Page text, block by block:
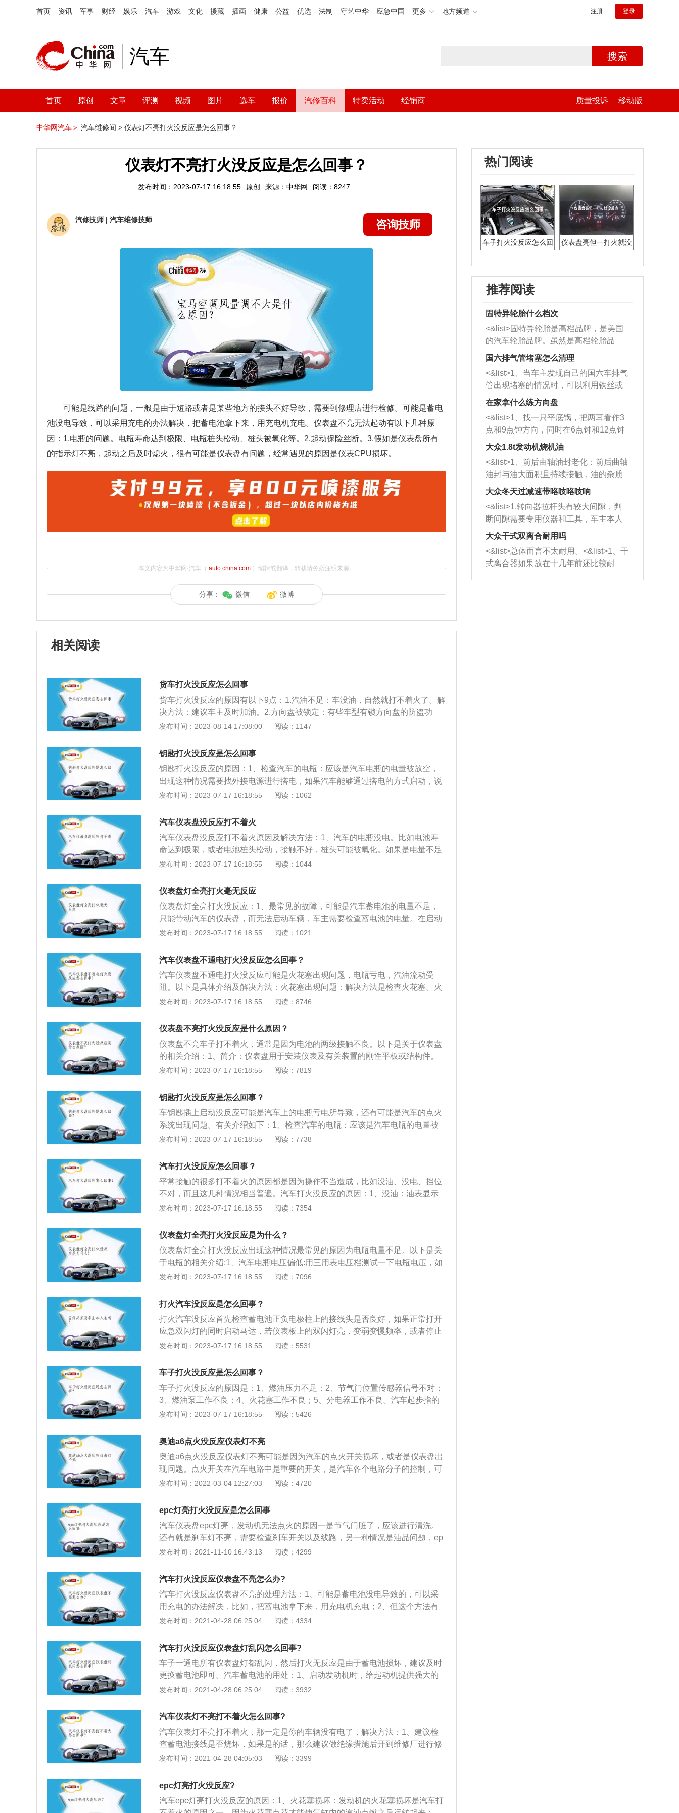
首页 资讯 军事 财经 娱乐 汽车 游戏 文化 援藏 插画 健康 公益 优选 法制 守艺中华 应急中国 更多 地方频道 注册 登录
汽车 搜索
首页 原创 文章 评测 视频 图片 选车 报价 汽修百科 特卖活动 经销商 质量投诉 移动版
中华网汽车＞ 汽车维修间 > 仪表灯不亮打火没反应是怎么回事？
仪表灯不亮打火没反应是怎么回事？
发布时间：2023-07-17 16:18:55 原创 来源：中华网 阅读：8247
汽修技师 | 汽车维修技师 咨询技师
可能是线路的问题，一般是由于短路或者是某些地方的接头不好导致，需要到修理店进行检修。可能是蓄电
池没电导致，可以采用充电的办法解决，把蓄电池拿下来，用充电机充电。仪表盘不亮无法起动有以下几种原
因：1.电瓶的问题。电瓶寿命达到极限、电瓶桩头松动、桩头被氧化等。2.起动保险丝断。3.假如是仪表盘所有
的指示灯不亮，起动之后及时熄火，很有可能是仪表盘有问题，经常遇见的原因是仪表CPU损坏。
本文内容为中华网·汽车（ auto.china.com）编辑或翻译，转载请务必注明来源。
分享： 微信 微博
相关阅读
货车打火没反应怎么回事
货车打火没反应的原因有以下9点：1.汽油不足：车没油，自然就打不着火了。解
决方法：建议车主及时加油。2.方向盘被锁定：有些车型有锁方向盘的防盗功
能。熄火后触摸方向盘会导致方向盘锁死，阻止下次点火。解决方法：需要用钥
火系统的故障，例如损坏的火花塞，也会导致车辆点火失败。解决方法：去4S店
修理点火系统，更换火花塞。4.空气滤芯脏污和堵塞：车辆空气滤清器脏污堵塞
或进气系统其他故障，都会导致发动机进气困难，点火困难。解决方法：更换空
气滤芯。5.积碳：由于长期使用劣质机油或不良驾驶习惯，发动机积碳严重，启
动困难。解决方法：清理积碳，换优质机油，改善驾驶习惯。6.节气门脏污：如
启动发动机。解决方法：加点油门加大油门开度，就可以起步了。同时，建议清
洗节气门。7.防冻液不足或劣质：有的车主给车加水或者劣质防冻液，结果冬天
特别冷的时候，整个水路都结冰了，冻裂了发动机，导致汽车水泵不能运转，打
8.线路故障：如ECU行车电脑主板故障、启动按钮内部接线故障等，都可能导致
比如机油泵损坏，会导致发动机无法供油，也会导致发动机无法启动。解决方
法：去维修点维修油路。
发布时间：2023-08-14 17:08:00 阅读：1147
钥匙打火没反应是怎么回事
钥匙打火没反应的原因：1、检查汽车的电瓶：应该是汽车电瓶的电量被放空，
出现这种情况需要找外接电源进行搭电，如果汽车能够通过搭电的方式启动，说
明是电瓶亏电所导致，对电瓶充电之后再检查电瓶的寿命。2、检查汽车的点火
有电说明点火开关故障。点火开关按钮坏了就需要进行更换。3、汽车的方向盘
不小心被锁死：出现这种情况也会导致汽车打不着火，这时需要将一只手放在方
向盘上，另一只手来回拧汽车钥匙，这样汽车很快就能启动，出现这种情况并不
是故障，只是方向盘锁死而已。点火系统是汽车发动机的核心部件。一般来说，
它由电源、点火线圈、分电器、火花塞、点火开关和控制电路组成。为使点火发
0000V），使火花塞产生足够强的火花点燃可燃混合物。
发布时间：2023-07-17 16:18:55 阅读：1062
汽车仪表盘没反应打不着火
汽车仪表盘没反应打不着火原因及解决方法：1、汽车的电瓶没电。比如电池寿
命达到极限，或者电池桩头松动，接触不好，桩头可能被氧化。如果是电量不足
只需要将电瓶充满电即可，如果是电瓶到了使用寿命，就需要更换新的电瓶。
匙时，汽车的主继电器触点不能有效的吸合，就会导致汽车的仪表盘没有反应，
车辆也会打不着火，需要及时去4S店检查。3、电路故障。需要排除汽车的电路
是否出现故障，汽车的电路故障也会导致仪表盘不亮，汽车打不着火。需要及时
进行修理，避免因为电路故障引起汽车的其他零件损坏，造成更大的损失。如果
汽车的仪表盘不亮打不着火，需要及时维修，避免影响出行。4、启动保险丝断
关闭。很有可能是仪表盘有问题，常见原因是仪表CPU损坏。需要将车送到维修
店进行电脑诊断修理。6、石油问题。开箱后发现油箱内有水和泥浆。有了这样
的油，汽车不可能不被损坏。建议车主去正规加油站加油。外出时可以在加油枪
劣质防冻液。结果冬天特别冷的时候，整个水路都冻住了，导致发动机冻裂，汽
剂。
发布时间：2023-07-17 16:18:55 阅读：1044
仪表盘灯全亮打火毫无反应
仪表盘灯全亮打火没反应：1、最常见的故障，可能是汽车蓄电池的电量不足，
只能带动汽车的仪表盘，而无法启动车辆，车主需要检查蓄电池的电量。在启动
汽车的过程中，如果你发现汽车的仪表盘闪着咔嗒声，那是因为电池没电了，当
量损耗的现象。如果出现这种情况，一定要及时更换电池，为了防止汽车电瓶严
重耗电，停车熄火前，一定要关掉车上的电器设备，主要包括大灯、收音机、行
车记录仪等。2、可能是汽车的点火系统损坏，如果是火花塞或者是点火线圈出
现故障，车主及时更换损坏的部件。3、可能是汽车的节气门传感器出现了故
障，车主需要检查节气门传感器，维修后需要将故障码消除。4、可能是汽车的
果损坏及时更换。5、汽车的档位挂错了，车辆也会打不着火，车辆在P挡或者N
挡才能正常启动车辆，如果车辆挂在R档或者其他档位，车辆就无法打火，车主
需要检查汽车的档位。
发布时间：2023-07-17 16:18:55 阅读：1021
汽车仪表盘不通电打火没反应怎么回事？
汽车仪表盘不通电打火没反应可能是火花塞出现问题，电瓶亏电，汽油流动受
阻。以下是具体介绍及解决方法：火花塞出现问题：解决方法是检查火花塞。火
花塞是汽车点火系统的关键。点火系统又是发动机工作的关键点，因此，火花塞
转速不够即无力，后来起动机只咔咔响不转。汽油流动受阻：表现特点为发动机
供油管内无油压。发生于温度特别低的早晨，是燃油管路长期脏污造成。温度特
别低时水与杂物相混使燃油管路不通，结果无法起动。
发布时间：2023-07-17 16:18:55 阅读：8746
仪表盘不亮打火没反应是什么原因？
仪表盘不亮车子打不着火，通常是因为电池的两级接触不良。以下是关于仪表盘
的相关介绍：1、简介：仪表盘用于安装仪表及有关装置的刚性平板或结构件。
按型式分有屏式仪表盘、框架式仪表盘、通道式仪表盘、柜式仪表盘。仪表盘可
按需要将各种仪表盘组合成一个整体。2、仪表盘上的指示灯种类：车门状态指
示灯、驻车指示灯、仪表盘各指示灯、电瓶指示灯、燃油指示灯、清洗液指示
灯、电子油门指示灯、前后雾灯指示灯、转向指示灯、远光指示灯、安全带指示
灯、O/D挡指示灯、内循环指示灯、示宽指示灯、VSC指示灯、TCS指示灯等。
发布时间：2023-07-17 16:18:55 阅读：7819
钥匙打火没反应是怎么回事？
车钥匙插上启动没反应可能是汽车上的电瓶亏电所导致，还有可能是汽车的点火
系统出现问题。有关介绍如下：1、检查汽车的电瓶：应该是汽车电瓶的电量被
放空，出现这种情况需要找外接电源进行搭电，如果汽车能够通过搭电的方式启
的点火系统：查看进入点火开关的火线是否有电，如果有电说明点火开关正常，
如果没有电说明点火开关故障。3、汽车的方向盘不小心被锁死：出现这种情况
也会导致汽车打不着火，这时需要将一只手放在方向盘上，另一只手来回拧汽车
钥匙，这样汽车很快就能启动，出现这种情况并不是故障，只是方向盘锁死而
已。
发布时间：2023-07-17 16:18:55 阅读：7738
汽车打火没反应怎么回事？
平常接触的很多打不着火的原因都是因为操作不当造成，比如没油、没电、挡位
不对，而且这几种情况相当普遍。汽车打火没反应的原因：1、没油：油表显示
已经在红线以下，自然打不着火。2、电瓶没电：可能是由于长时间大灯未关等
气大灯、高功率音响、DVD等也是造成车辆电路故障的原因。3、档位不对：自
动挡车启动时档位一定要放在P挡或N挡上，如果放在R或者D挡上就会打不着
火。还有一些手动挡车如果不踩离合也会打不着火。4、未加防冻液：有些车主
给车加水或劣质防冻液，结果导致冬天特别冷的情况下，造成整个水路被冻住，
发动机被冻裂，导致汽车水泵无法运作，打不着火，并且伤及发动机其他部件。
就能减少积炭。
发布时间：2023-07-17 16:18:55 阅读：7354
仪表盘灯全亮打火没反应是为什么？
仪表盘灯全亮打火没反应出现这种情况最常见的原因为电瓶电量不足。以下是关
于电瓶的相关介绍:1、汽车电瓶电压偏低:用三用表电压档测试一下电瓶电压，如
果在10V以下，建议更换。如在11V左右勉强使用，要做好更换准备，12V以上可
般在2-3年左右，如果使用和维护得当，可以使用到4年也是没有问题。
发布时间：2023-07-17 16:18:55 阅读：7096
打火汽车没反应是怎么回事？
打火汽车没反应首先检查蓄电池正负电极柱上的接线头是否良好，如果正常打开
应急双闪灯的同时启动马达，若仪表板上的双闪灯亮，变弱变慢频率，或者停止
工作，说明电量不足，需要找汽车维修人员施救。驾驶员打开点火开关至ON挡，
者1挡起步。也可用倒车挡以松开离合器踏板时，汽车不停顿下来为准。松开手
刹，推动汽车移动，待汽车完全滑行起来后，松开离合器，在发动机点火瞬间，
再次踩下离合器，同时拉手刹空挡加油门即可。
发布时间：2023-07-17 16:18:55 阅读：5531
车子打火没反应是怎么回事？
车子打火没反应的原因是：1、燃油压力不足；2、节气门位置传感器信号不对；
3、燃油泵工作不良；4、火花塞工作不良；5、分电器工作不良。汽车起步指的
是汽车由静止向运动的转变的过程，平路起步是指汽车在相对平整的地面上的起
术语，是电喷汽车燃油喷射系统的基本组成之一，位于车辆油箱内部，燃油泵在
启动和发动机运转时工作，如果发动机停止而点火开关仍处于ON时，HFMSFI控
制模块关闭燃油泵的电源，以避免意外点火。
发布时间：2023-07-17 16:18:55 阅读：5426
奥迪a6点火没反应仪表灯不亮
奥迪a6点火没反应仪表灯不亮可能是因为汽车的点火开关损坏，或者是仪表盘出
现问题。点火开关在汽车电路中是重要的开关，是汽车各个电路分子的控制，可
以自动开启或关闭点火线圈，主要有4个档位，当点火开关出现故障，汽车就无
现故障会造成严重的后果，出现故障很可能是因为驾驶员长期错误的操作方式导
致的，点火开关的4个档位是递进式的，在操作过程中是让汽车的天气逐渐进入
工作状态，如果瞬间通电会给汽车电瓶造成负担，久而久之会导致汽车的点火开
关出现故障。
发布时间：2022-03-04 12:27:03 阅读：4720
epc灯亮打火没反应是怎么回事
汽车仪表盘epc灯亮，发动机无法点火的原因一是节气门脏了，应该进行清洗。
还有就是刹车灯不亮，需要检查刹车开关以及线路，另一种情况是油品问题，ep
c故障灯也会点亮。Epc灯表示发动机功率的电子调节(电子节气门)。在车辆维护
有故障，这些故障可能会影响车辆的正常使用。Epc灯问题:1、进气系统故障，
如泄漏或堵塞；2.节气门体脏污，积碳过多；3.燃料选择不达标；4.气缸压力异
常，工况不良；5.偶尔失败和误报；6.阀门故障、卡滞或积碳等。；7.ECU故
障。
发布时间：2021-11-10 16:43:13 阅读：4299
汽车打火没反应仪表盘不亮怎么办?
汽车打火没反应仪表盘不亮的处理方法：1、可能是蓄电池没电导致的，可以采
用充电的办法解决，比如，把蓄电池拿下来，用充电机充电；2、但这个方法有
些麻烦，除非您附近正好有修理店，自己买充电机的话，虽然不贵但必要性不
好是更换蓄电池，把新蓄电池装上，发动机就能顺利启动，问题便解决了。
发布时间：2021-04-28 06:25:04 阅读：4334
汽车打火没反应仪表盘灯乱闪怎么回事?
车子一通电所有仪表盘灯都乱闪，然后打火无反应是由于蓄电池损坏，建议及时
更换蓄电池即可。汽车蓄电池的用处：1、启动发动机时，给起动机提供强大的
起动电流（一般高达200600A）；2、当发电机过载时，可以协助发电机向用电
量电容器，可以保护汽车的用电器；5、当发电机端电压高于铅蓄电池的电动势
时，将一部分电能转变为化学能储存起来，也就是进行充电。
发布时间：2021-04-28 06:25:04 阅读：3932
汽车仪表灯不亮打不着火怎么回事?
汽车仪表灯不亮打不着火，那一定是你的车辆没有电了，解决方法：1、建议检
查蓄电池接线是否烧坏，如果是的话，那么建议做绝缘措施后开到维修厂进行修
复处理，如果接线没有问题，则是蓄电池没电了；2、你可以找几个人（3-5人）
上，自动挡的要拨打救援电话；3、踩离合器，速度达到人可以推的极限，你就
可以慢慢松开离合器，这样应该能够启动了（当然你必须保持车钥匙处以打开状
态）。
发布时间：2021-04-28 04:05:03 阅读：3399
epc灯亮打火没反应?
汽车epc灯亮打火没反应的原因：1、火花塞损坏：发动机的火花塞损坏是汽车打
热门阅读
车子打火没反应怎么回
仪表盘亮但一打火就没
推荐阅读
固特异轮胎什么档次
<&list>固特异轮胎是高档品牌，是美国
的汽车轮胎品牌。虽然是高档轮胎品
牌，但是中高低端的轮胎都有生产，这
也是为了更好的开拓市场。
国六排气管堵塞怎么清理
<&list>1、当车主发现自己的国六车排气
管出现堵塞的情况时，可以利用铁丝或
者是细棍，直接将杂物给取出来，如果
堵塞情况比较严重，也可以采取应急措
施。 <&list>2、直接利用木棍将所有的
杂物推到排气管里面的位置处，然后将
三元催化器拆解开，就可以将堵塞的东
西取出来。但如果是因为积碳过多引起
的堵塞，就需要将三元催化器泡在草酸
洗剂对堵塞的情况得到解决，将清洗剂
放在燃油箱中，与燃油混合后，车辆启
动时，就可以和汽油一起进入到燃烧
室，最后形成废气排出，就可以让三元
催化器得到清洗，排气管堵塞的情况就
能够得到解决。
在家拿什么练方向盘
<&list>1、找一只平底锅，把两耳看作3
点和9点钟方向，同时在6点钟和12点钟
方向做一个标记。 <&list>2、双手握住
一圈半的练习，往右同样也要打相同的
圈数。 <&list>3、最后强调要反复练
习，这样就可以形成肌肉记忆，在真实
驾驶车辆时，不需要记忆也能打好方
向。
大众1.8t发动机烧机油
<&list>1、前后曲轴油封老化：前后曲轴
油封与油大面积且持续接触，油的杂质
和发动机内持续温度变化使其密封效果
逐渐减弱，导致渗油或漏油。<&list>2、
活塞间隙过大：积碳会使活塞环与缸体
的间隙扩大，导致机油流入燃烧室中，
造成烧机油。<&list>3、机油粘度。使用
机油粘度过小的话，同样会有烧机油现
象，机油粘度过小具有很好的流动性，
大众冬天过减速带咯吱咯吱响
<&list>1.转向器拉杆头有较大间隙，判
断间隙需要专用仪器和工具，车主本人
无法制作，需要将车辆送到修理厂或4s
店；<&list>2.车辆半轴套管防尘罩破
裂，破裂后会出现漏油现象，使半轴磨
损严重，磨损的半轴容易损坏，产生异
响；<&list>3.稳定器的转向胶套和球头
大众干式双离合耐用吗
<&list>总体而言不太耐用。<&list>1、干
式离合器如果放在十几年前还比较耐